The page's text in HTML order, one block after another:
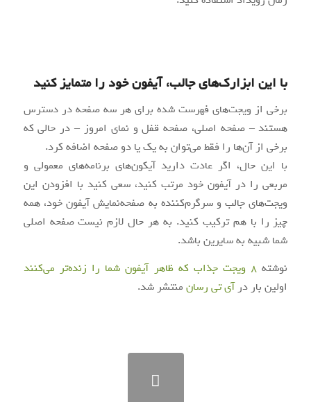
با این ابزارک‌های جالب، آیفون خود را متمایز کنید
برخی از ویجت‌های فهرست شده برای هر سه صفحه در دسترس
هستند – صفحه اصلی، صفحه قفل و نمای امروز – در حالی که
برخی از آن‌ها را فقط می‌توان به یک یا دو صفحه اضافه کرد.
با این حال، اگر عادت دارید آیکون‌های برنامه‌های معمولی و
مربعی را در آیفون خود مرتب کنید، سعی کنید با افزودن این
ویجت‌های جالب و سرگرم‌کننده به صفحه‌نمایش آیفون خود، همه
چیز را با هم ترکیب کنید. به هر حال لازم نیست صفحه اصلی
شما شبیه به سایرین باشد.
نوشته 8 ویجت جذاب که ظاهر آیفون شما را زنده‌تر می‌کنند
اولین بار درآی‌ تی‌ رسانمنتشر شد.